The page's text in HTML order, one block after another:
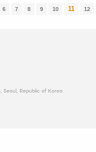
6 7 8 9 10 11 12
Seoul, Republic of Korea